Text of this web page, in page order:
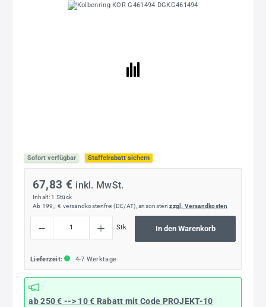
Bildergalerie überspringen
Sofort verfügbar Staffelrabatt sichern
67,83 € inkl. MwSt.
Inhalt: 1 Stück
Ab 199,- € versandkostenfrei (DE/AT), ansonstenzzgl. Versandkosten
Stk In den Warenkorb
Lieferzeit: 4-7 Werktage
ab 250 € --> 10 € Rabatt mit Code PROJEKT-10